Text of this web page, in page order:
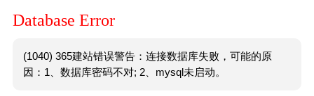
Database Error
(1040) 365建站错误警告：连接数据库失败，可能的原
因：1、数据库密码不对; 2、mysql未启动。